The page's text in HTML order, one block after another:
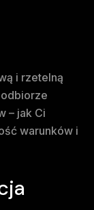
i rzetelną
– jak Ci
warunków i